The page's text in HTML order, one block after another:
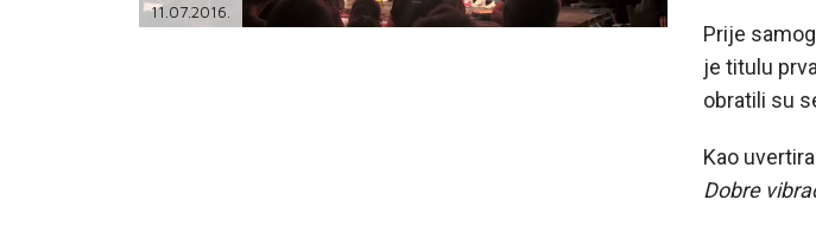
11.07.2016.
Prije
je titulu
obratili su
Kao
Dobre